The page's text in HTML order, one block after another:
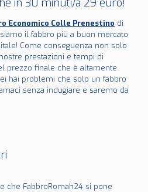
in 30 minuti/a 29 euro!
Economico Colle Prenestino di
il fabbro più a buon mercato
Come conseguenza non solo
prestazioni e tempi di
prezzo finale che è altamente
hai problemi che solo un fabbro
senza indugiare e saremo da
che FabbroRomah24 si pone